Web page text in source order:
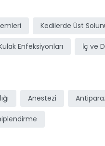
Kedilerde Üst
Enfeksiyonları İç ve
Anestezi